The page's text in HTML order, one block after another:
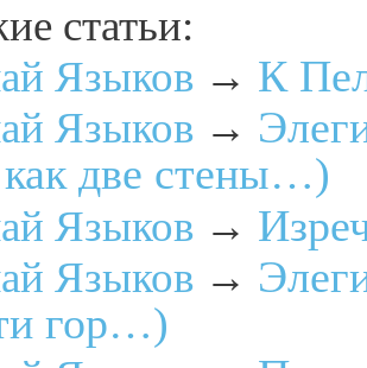
статьи:
Языков → К
Языков →
как две стены…)
Языков →
Языков →
гор…)